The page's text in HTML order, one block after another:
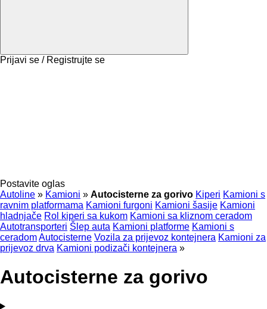
Prijavi se / Registrujte se
Postavite oglas
Autoline » Kamioni » Autocisterne za gorivo Kiperi Kamioni s
ravnim platformama Kamioni furgoni Kamioni šasije Kamioni
hladnjače Rol kiperi sa kukom Kamioni sa kliznom ceradom
Autotransporteri Šlep auta Kamioni platforme Kamioni s
ceradomAutocisterne Vozila za prijevoz kontejnera Kamioni za
prijevoz drva Kamioni podizači kontejnera »
Autocisterne za gorivo